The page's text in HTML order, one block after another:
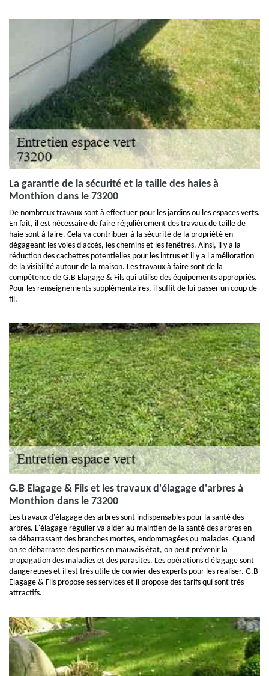
La garantie de la sécurité et la taille des haies à
Monthion dans le 73200
De nombreux travaux sont à effectuer pour les jardins ou les espaces verts.
En fait, il est nécessaire de faire régulièrement des travaux de taille de
haie sont à faire. Cela va contribuer à la sécurité de la propriété en
dégageant les voies d'accès, les chemins et les fenêtres. Ainsi, il y a la
réduction des cachettes potentielles pour les intrus et il y a l'amélioration
de la visibilité autour de la maison. Les travaux à faire sont de la
compétence de G.B Elagage & Fils qui utilise des équipements appropriés.
Pour les renseignements supplémentaires, il suffit de lui passer un coup de
fil.
G.B Elagage & Fils et les travaux d'élagage d'arbres à
Monthion dans le 73200
Les travaux d'élagage des arbres sont indispensables pour la santé des
arbres. L'élagage régulier va aider au maintien de la santé des arbres en
se débarrassant des branches mortes, endommagées ou malades. Quand
on se débarrasse des parties en mauvais état, on peut prévenir la
propagation des maladies et des parasites. Les opérations d'élagage sont
dangereuses et il est très utile de convier des experts pour les réaliser. G.B
Elagage & Fils propose ses services et il propose des tarifs qui sont très
attractifs.